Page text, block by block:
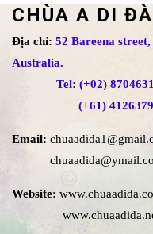
CHÙA A DI ĐÀ
Địa chỉ: 52 Bareena
Australia.
Tel: (+02)
(+61)
Email:
Website: